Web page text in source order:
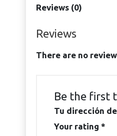
Reviews (0)
Reviews
There are no
Be the first
Tu dirección
Your rating *